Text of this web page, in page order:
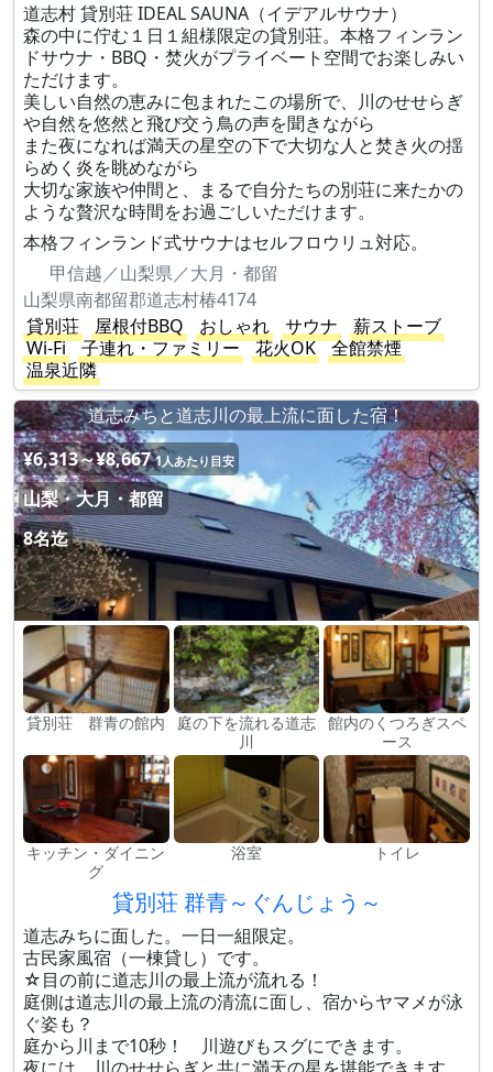
道志村 貸別荘 IDEAL SAUNA（イデアルサウナ）
森の中に佇む１日１組様限定の貸別荘。本格フィンラン
ドサウナ・BBQ・焚火がプライベート空間でお楽しみい
ただけます。
美しい自然の恵みに包まれたこの場所で、川のせせらぎ
や自然を悠然と飛び交う鳥の声を聞きながら
また夜になれば満天の星空の下で大切な人と焚き火の揺
らめく炎を眺めながら
大切な家族や仲間と、まるで自分たちの別荘に来たかの
ような贅沢な時間をお過ごしいただけます。
本格フィンランド式サウナはセルフロウリュ対応。
甲信越／山梨県／大月・都留
山梨県南都留郡道志村椿4174
貸別荘
屋根付BBQ おしゃれ サウナ
薪ストーブ
Wi-Fi
子連れ・ファミリー 花火OK
全館禁煙
温泉近隣
道志みちと道志川の最上流に面した宿！
¥6,313～¥8,667 1人あたり目安
山梨・大月・都留
8名迄
貸別荘 群青の館内
庭の下を流れる道志
川
館内のくつろぎスペ
ース
キッチン・ダイニン
グ
浴室 トイレ
貸別荘 群青～ぐんじょう～
道志みちに面した。一日一組限定。
古民家風宿（一棟貸し）です。
☆目の前に道志川の最上流が流れる！
庭側は道志川の最上流の清流に面し、宿からヤマメが泳
ぐ姿も？
庭から川まで10秒！ 川遊びもスグにできます。